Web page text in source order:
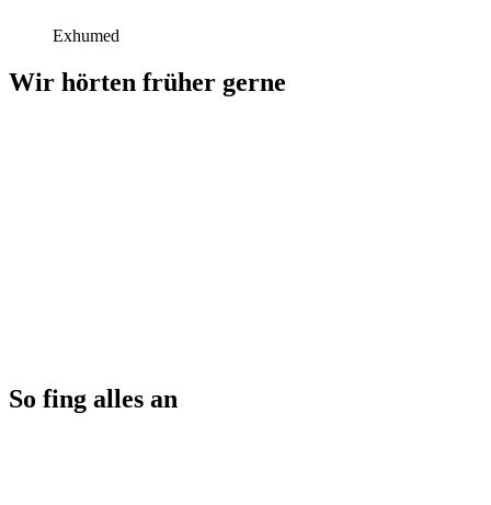
Exhumed
Wir hörten früher gerne
So fing alles an